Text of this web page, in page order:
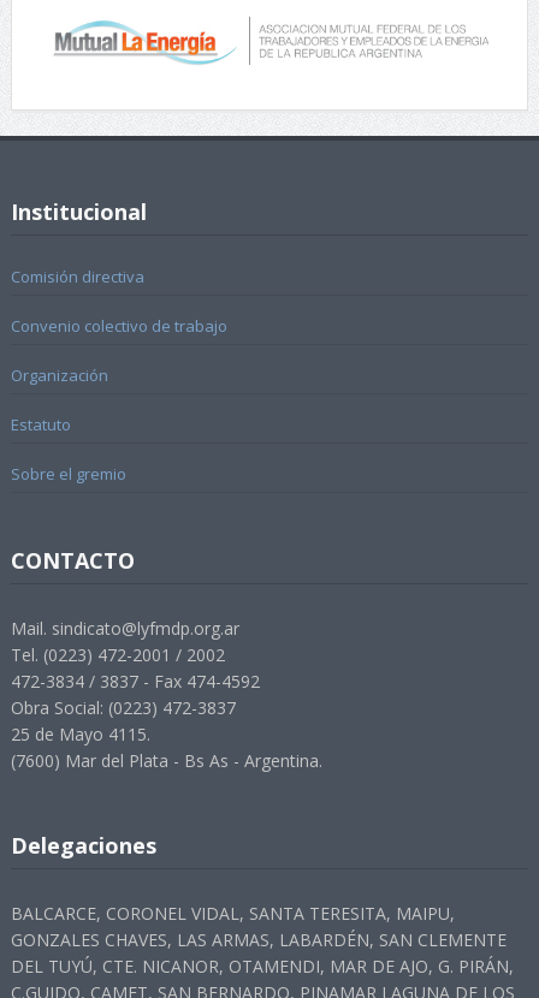
Institucional
Comisión directiva
Convenio colectivo de trabajo
Organización
Estatuto
Sobre el gremio
CONTACTO
Mail. sindicato@lyfmdp.org.ar
Tel. (0223) 472-2001 / 2002
472-3834 / 3837 - Fax 474-4592
Obra Social: (0223) 472-3837
25 de Mayo 4115.
(7600) Mar del Plata - Bs As - Argentina.
Delegaciones
BALCARCE, CORONEL VIDAL, SANTA TERESITA, MAIPU,
GONZALES CHAVES, LAS ARMAS, LABARDÉN, SAN CLEMENTE
DEL TUYÚ, CTE. NICANOR, OTAMENDI, MAR DE AJO, G. PIRÁN,
C.GUIDO, CAMET, SAN BERNARDO, PINAMAR LAGUNA DE LOS